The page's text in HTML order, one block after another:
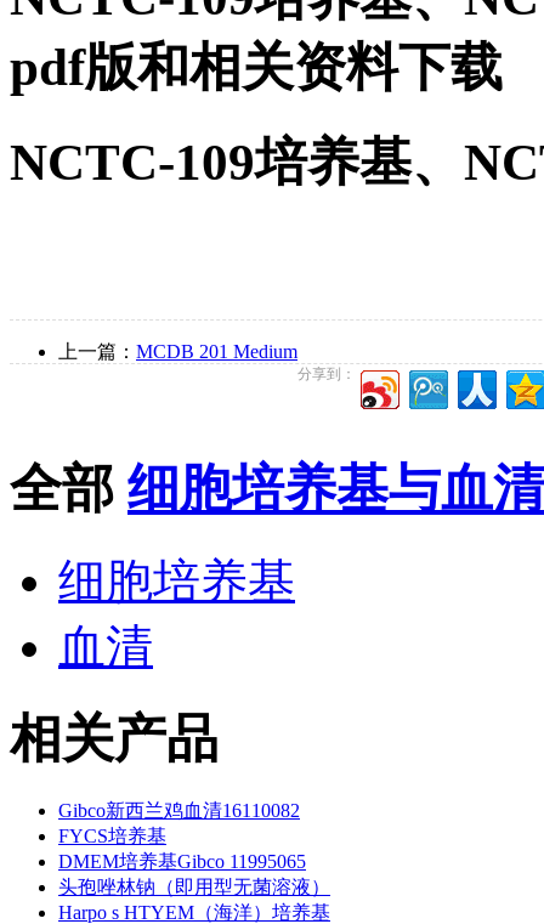
pdf版和相关资料下载
NCTC-109培养基、
上一篇： MCDB 201 Medium
分享到：
全部 细胞培养基与血清
细胞培养基
血清
相关产品
Gibco新西兰鸡血清16110082
FYCS培养基
DMEM培养基Gibco 11995065
头孢唑林钠（即用型无菌溶液）
Harpo s HTYEM（海洋）培养基